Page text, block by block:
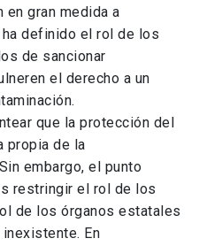
gran medida a
definido el rol de los
de sancionar
el derecho a un
que la protección del
propia de la
embargo, el punto
restringir el rol de los
de los órganos estatales
En